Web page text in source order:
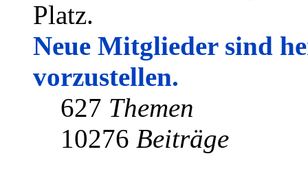
Platz.
Neue Mitglieder sind
vorzustellen.
627 Themen
10276 Beiträge